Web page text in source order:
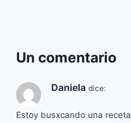
Un comentario
Daniela dice:
Estoy busxcando una